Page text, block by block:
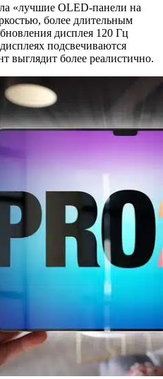
«лучшие OLED-панели на
более длительным
дисплея 120 Гц
подсвечиваются
выглядит более реалистично.